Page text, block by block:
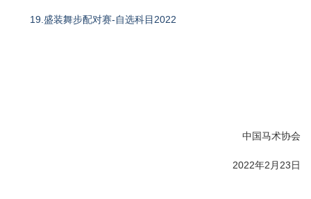
19.盛装舞步配对赛-自选科目2022
中国马术协会
2022年2月23日